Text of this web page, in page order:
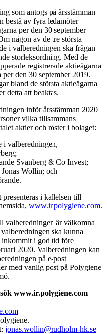
som antogs på årsstämman
bestå av fyra ledamöter
per den 30 september
någon av de tre största
i valberedningen ska frågan
storleksordning. Med de
registrerade aktieägarna
per den 30 september 2019.
bland de största aktieägarna
detta att beaktas.
inför årsstämman 2020
vilka tillsammans
aktier och röster i bolaget:
i valberedningen,
Svanberg & Co Invest;
Jonas Wollin; och
i kallelsen till
www.ir.polygiene.com.
valberedningen är välkomna
ska kunna
inkommit i god tid före
2020. Valberedningen kan
på e-post
med vanlig post på Polygiene
www.ir.polygiene.com
jonas.wollin@rudholm-hk.se